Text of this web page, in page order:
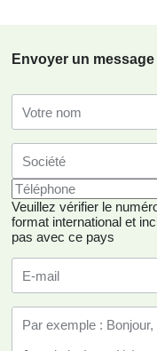
Envoyer un message
Veuillez vérifier le
format international et
pas avec ce pays